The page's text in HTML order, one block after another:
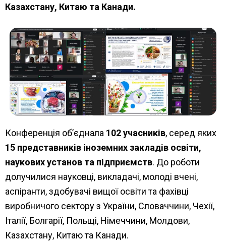
Казахстану, Китаю та Канади.
Конференція об’єднала 102 учасників, серед яких
15 представників іноземних закладів освіти,
наукових установ та підприємств. До роботи
долучилися науковці, викладачі, молоді вчені,
аспіранти, здобувачі вищої освіти та фахівці
виробничого сектору з України, Словаччини, Чехії,
Італії, Болгарії, Польщі, Німеччини, Молдови,
Казахстану, Китаю та Канади.